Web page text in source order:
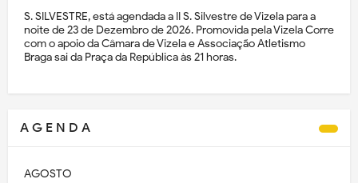
S. SILVESTRE, está agendada a II S. Silvestre de Vizela para a
noite de 23 de Dezembro de 2026. Promovida pela Vizela Corre
com o apoio da Câmara de Vizela e Associação Atletismo
Braga sai da Praça da República às 21 horas.
A G E N D A
AGOSTO